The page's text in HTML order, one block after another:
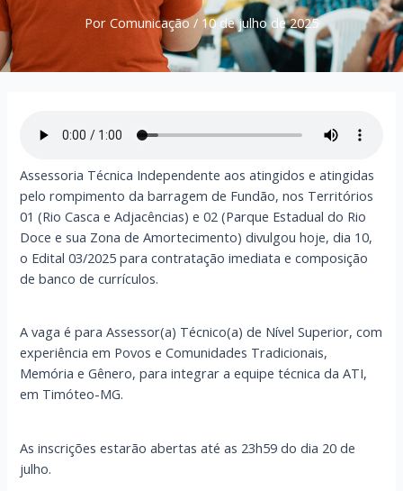
Por Comunicação/ 10 de julho de 2025
Assessoria Técnica Independente aos atingidos e atingidas
pelo rompimento da barragem de Fundão, nos Territórios
01 (Rio Casca e Adjacências) e 02 (Parque Estadual do Rio
Doce e sua Zona de Amortecimento) divulgou hoje, dia 10,
o Edital 03/2025 para contratação imediata e composição
de banco de currículos.
A vaga é para Assessor(a) Técnico(a) de Nível Superior, com
experiência em Povos e Comunidades Tradicionais,
Memória e Gênero, para integrar a equipe técnica da ATI,
em Timóteo-MG.
As inscrições estarão abertas até as 23h59 do dia 20 de
julho.